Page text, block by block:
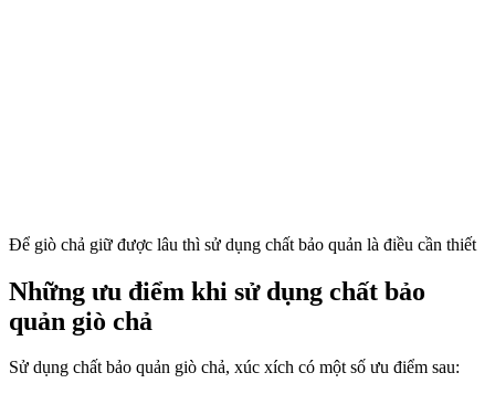
Để giò chả giữ được lâu thì sử dụng chất bảo quản là điều cần thiết
Những ưu điểm khi sử dụng chất bảo
quản giò chả
Sử dụng chất bảo quản giò chả, xúc xích có một số ưu điểm sau: